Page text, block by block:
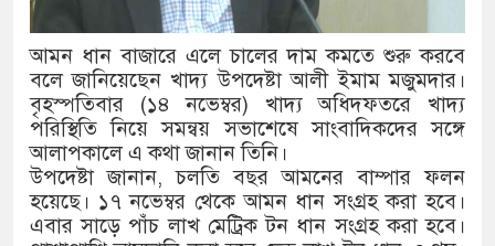
সারজিস-পাটোয়ারীসহ ১০ জনের
গুলশান থেকে সাবেক মন্ত্রী লতিফ
‘স্কুটি নাকি গোল্ড?’
এর ফ্রিডম ব্র্যান্ড, বাড়ল ক্যাম্পেইনের
সংবিধান অনুযায়ী যথাসময়ে
আমন ধান বাজারে এলে চালের দাম কমতে শুরু করবে
বলে জানিয়েছেন খাদ্য উপদেষ্টা আলী ইমাম মজুমদার।
বৃহস্পতিবার (১৪ নভেম্বর) খাদ্য অধিদফতরে খাদ্য
পরিস্থিতি নিয়ে সমন্বয় সভাশেষে সাংবাদিকদের সঙ্গে
আলাপকালে এ কথা জানান তিনি।
উপদেষ্টা জানান, চলতি বছর আমনের বাম্পার ফলন
হয়েছে। ১৭ নভেম্বর থেকে আমন ধান সংগ্রহ করা হবে।
এবার সাড়ে পাঁচ লাখ মেট্রিক টন ধান সংগ্রহ করা হবে।